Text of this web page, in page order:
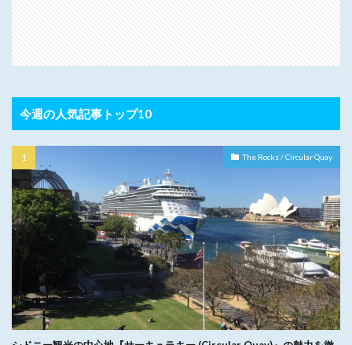
今週の人気記事トップ10
The Rocks / Circular Quay